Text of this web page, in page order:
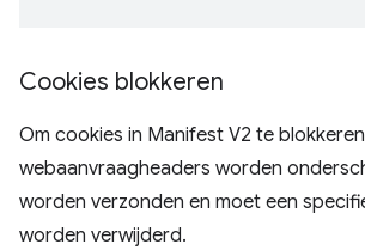
Cookies blokkeren
Om cookies in Manifest V2 te
webaanvraagheaders worden
worden verzonden en moet een
worden verwijderd.